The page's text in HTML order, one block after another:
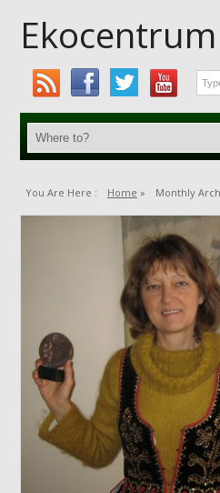
Ekocentrum
You Are Here : Home » Monthly